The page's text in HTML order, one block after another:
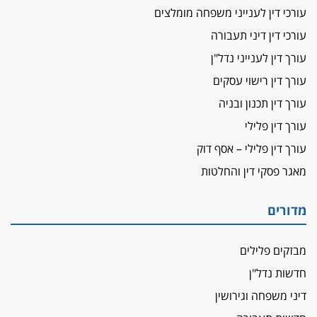
על המידתיות
ביה"ד המשמעתי ביטל השעיה לצמיתות של
עורכת-דין שהביעה שמחה ב-7 באוקטובר
אשם
עו"ד הלל בבייב הורשע בהונאת עשרות לקוחות,
ההסדר: 7-9 שנות מאסר
דין ומקרקעין
עורך דין ברמת השרון נחקר בחשד למרמה בעסקת
תובעת משטרתית פוטרה בחשד לעישון סמים
שנחשף בפעילות בלשים בטלגרם
לא בכל יום
הכנסת אישרה
הגבלת שכר טרחה בייצוג נכי צה"ל ונפגעי פעולות
עורכי דין לענייני משפחה מומלצים
עורכי דין דיני תעבורה
עורך דין לענייני נדל"ן
עורך דין רישוי עסקים
עורך דין תכנון ובניה
עורך דין פלילי
עורך דין פלילי – אסף דוק
מאגר פסקי דין והחלטות
מדורים
מבזקים פלילים
חדשות נדל"ן
דיני משפחה וגירושין